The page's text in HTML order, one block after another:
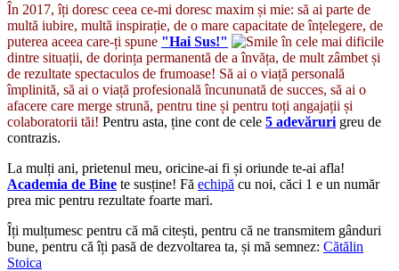
În 2017, îți doresc ceea ce-mi doresc maxim și mie: să ai parte de
multă iubire, multă inspirație, de o mare capacitate de înțelegere, de
puterea aceea care-ți spune "Hai Sus!"
în cele mai dificile
dintre situații, de dorința permanentă de a învăța, de mult zâmbet și
de rezultate spectaculos de frumoase! Să ai o viață personală
împlinită, să ai o viață profesională încununată de succes, să ai o
afacere care merge strună, pentru tine și pentru toți angajații și
colaboratorii tăi! Pentru asta, ține cont de cele 5 adevăruri greu de
contrazis.
La mulți ani, prietenul meu, oricine-ai fi și oriunde te-ai afla!
Academia de Bine te susține! Fă echipă cu noi, căci 1 e un număr
prea mic pentru rezultate foarte mari.
Îți mulțumesc pentru că mă citești, pentru că ne transmitem gânduri
bune, pentru că îți pasă de dezvoltarea ta, și mă semnez: Cătălin
Stoica